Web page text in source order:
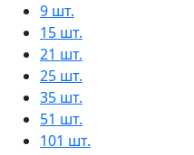
9 шт.
15 шт.
21 шт.
25 шт.
35 шт.
51 шт.
101 шт.